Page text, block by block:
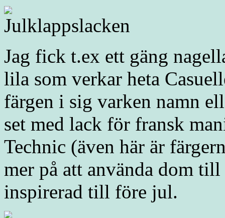
Jag fick t.ex ett gäng
lila som verkar heta
färgen i sig varken namn
set med lack för fransk
Technic (även här är
mer på att använda dom
inspirerad till före jul.